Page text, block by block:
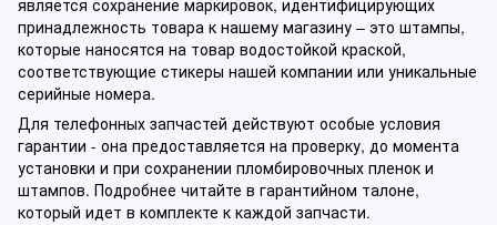
является сохранение маркировок, идентифицирующих
принадлежность товара к нашему магазину – это штампы,
которые наносятся на товар водостойкой краской,
соответствующие стикеры нашей компании или уникальные
серийные номера.
Для телефонных запчастей действуют особые условия
гарантии - она предоставляется на проверку, до момента
установки и при сохранении пломбировочных пленок и
штампов. Подробнее читайте в гарантийном талоне,
который идет в комплекте к каждой запчасти.